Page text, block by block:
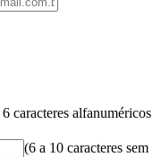
caracteres alfanuméricos
(6 a 10 caracteres sem